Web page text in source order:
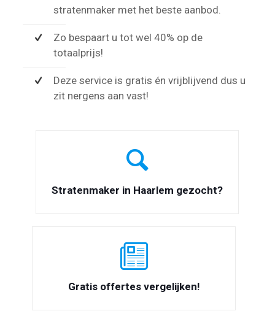
stratenmaker met het beste aanbod.
Zo bespaart u tot wel 40% op de
totaalprijs!
Deze service is gratis én vrijblijvend dus u
zit nergens aan vast!
Stratenmaker in Haarlem gezocht?
Gratis offertes vergelijken!